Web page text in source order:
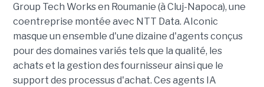
Group Tech Works en Roumanie (à Cluj-Napoca), une
coentreprise montée avec NTT Data. AIconic
masque un ensemble d'une dizaine d'agents conçus
pour des domaines variés tels que la qualité, les
achats et la gestion des fournisseur ainsi que le
support des processus d'achat. Ces agents IA